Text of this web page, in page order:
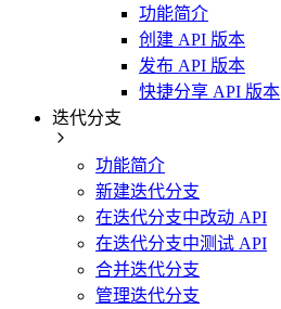
功能简介
创建 API 版本
发布 API 版本
快捷分享 API 版本
迭代分支
功能简介
新建迭代分支
在迭代分支中改动 API
在迭代分支中测试 API
合并迭代分支
管理迭代分支